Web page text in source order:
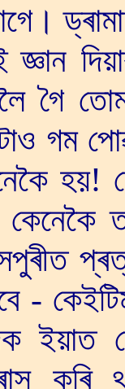
গম
হয়!
-
ইয়াত
কৰি